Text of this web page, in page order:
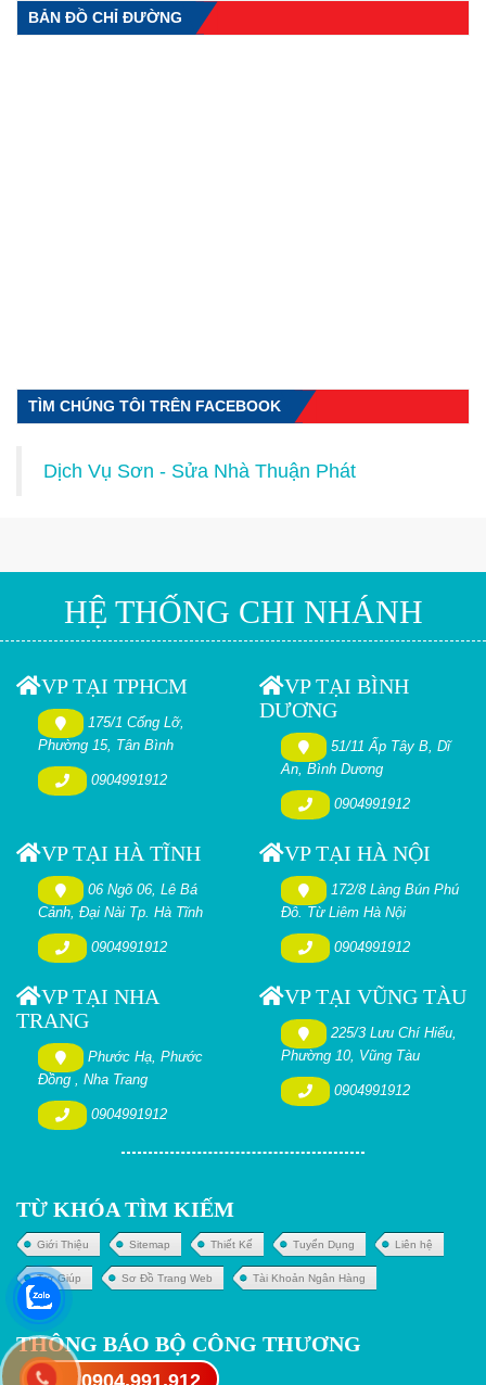
BẢN ĐỒ CHỈ ĐƯỜNG
TÌM CHÚNG TÔI TRÊN FACEBOOK
Dịch Vụ Sơn - Sửa Nhà Thuận Phát
HỆ THỐNG CHI NHÁNH
VP TẠI TPHCM
175/1 Cống Lỡ,
Phường 15, Tân Bình
0904991912
VP TẠI BÌNH
DƯƠNG
51/11 Ấp Tây B, Dĩ
An, Bình Dương
0904991912
VP TẠI HÀ TĨNH
06 Ngõ 06, Lê Bá
Cảnh, Đại Nài Tp. Hà Tĩnh
0904991912
VP TẠI HÀ NỘI
172/8 Làng Bún Phú
Đô. Từ Liêm Hà Nội
0904991912
VP TẠI NHA
TRANG
Phước Hạ, Phước
Đồng , Nha Trang
0904991912
VP TẠI VŨNG TÀU
225/3 Lưu Chí Hiếu,
Phường 10, Vũng Tàu
0904991912
TỪ KHÓA TÌM KIẾM
Giới Thiệu Sitemap Thiết Kế Tuyển Dụng Liên hệ
Trợ Giúp Sơ Đồ Trang Web Tài Khoản Ngân Hàng
THÔNG BÁO BỘ CÔNG THƯƠNG
0904.991.912